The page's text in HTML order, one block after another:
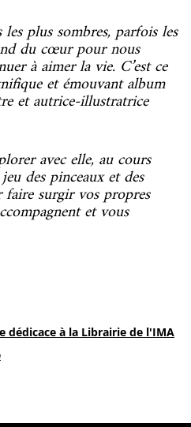
plus sombres, parfois les
du cœur pour nous
à aimer la vie. C’est ce
et émouvant album
et autrice-illustratrice
avec elle, au cours
des pinceaux et des
surgir vos propres
et vous
dédicace à la Librairie de l'IMA